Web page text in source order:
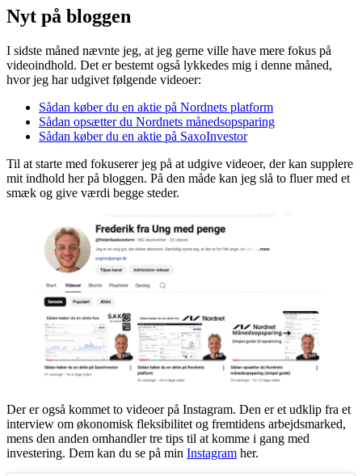
Nyt på bloggen
I sidste måned nævnte jeg, at jeg gerne ville have mere fokus på
videoindhold. Det er bestemt også lykkedes mig i denne måned,
hvor jeg har udgivet følgende videoer:
Sådan køber du en aktie på Nordnets platform
Sådan opsætter du Nordnets månedsopsparing
Sådan køber du en aktie på SaxoInvestor
Til at starte med fokuserer jeg på at udgive videoer, der kan supplere
mit indhold her på bloggen. På den måde kan jeg slå to fluer med et
smæk og give værdi begge steder.
Der er også kommet to videoer på Instagram. Den er et udklip fra et
interview om økonomisk fleksibilitet og fremtidens arbejdsmarked,
mens den anden omhandler tre tips til at komme i gang med
investering. Dem kan du se på min Instagram her.